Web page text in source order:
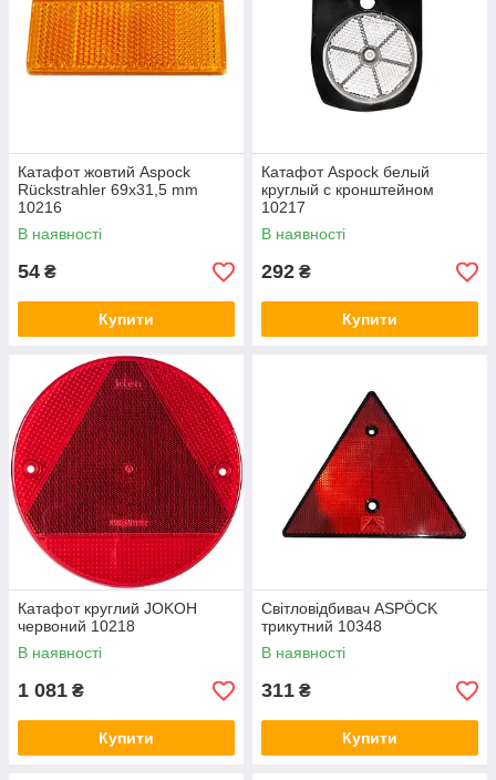
Катафот жовтий Aspock
Rückstrahler 69х31,5 mm
10216
В наявності
54 ₴
Купити
Катафот Aspock белый
круглый с кронштейном
10217
В наявності
292 ₴
Купити
Катафот круглий JOKOH
червоний 10218
В наявності
1 081 ₴
Купити
Світловідбивач ASPÖCK
трикутний 10348
В наявності
311 ₴
Купити